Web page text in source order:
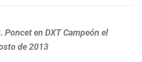
Poncet en DXT Campeón el
de 2013